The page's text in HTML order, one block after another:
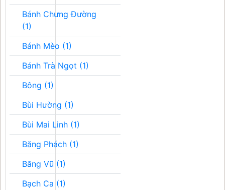
Bánh Chưng Đường
(1)
Bánh Mèo (1)
Bánh Trà Ngọt (1)
Bông (1)
Bùi Hường (1)
Bùi Mai Linh (1)
Băng Phách (1)
Băng Vũ (1)
Bạch Ca (1)